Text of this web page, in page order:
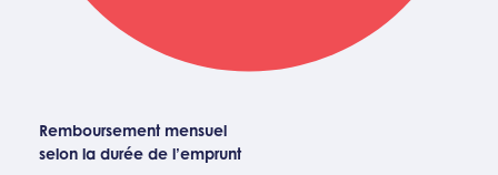
Remboursement mensuel
selon la durée de l’emprunt